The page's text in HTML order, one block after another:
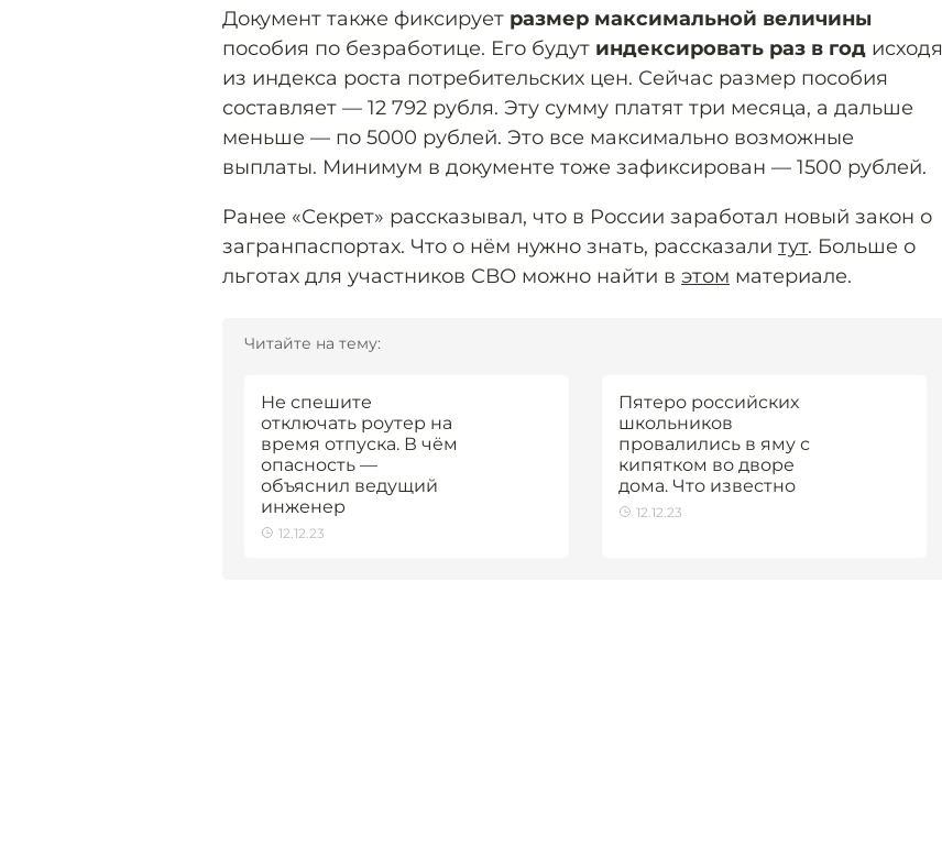
Документ также фиксирует размер максимальной величины
пособия по безработице. Его будут индексировать раз в год исходя
из индекса роста потребительских цен. Сейчас размер пособия
составляет — 12 792 рубля. Эту сумму платят три месяца, а дальше
меньше — по 5000 рублей. Это все максимально возможные
выплаты. Минимум в документе тоже зафиксирован — 1500 рублей.
Ранее «Секрет» рассказывал, что в России заработал новый закон о
загранпаспортах. Что о нём нужно знать, рассказали тут. Больше о
льготах для участников СВО можно найти в этом материале.
Читайте на тему:
Не спешите
отключать роутер на
время отпуска. В чём
опасность —
объяснил ведущий
инженер
12.12.23
Пятеро российских
школьников
провалились в яму с
кипятком во дворе
дома. Что известно
12.12.23